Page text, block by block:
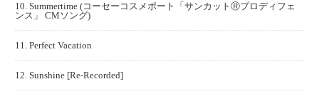
10. Summertime (コーセーコスメポート「サンカットⓇプロディフェ
ンス」 CMソング)
11. Perfect Vacation
12. Sunshine [Re-Recorded]